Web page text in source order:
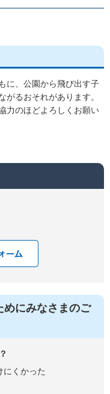
に、公園から飛び出す子
がるおそれがあります。
力のほどよろしくお願い
めにみなさまのご
にくかった